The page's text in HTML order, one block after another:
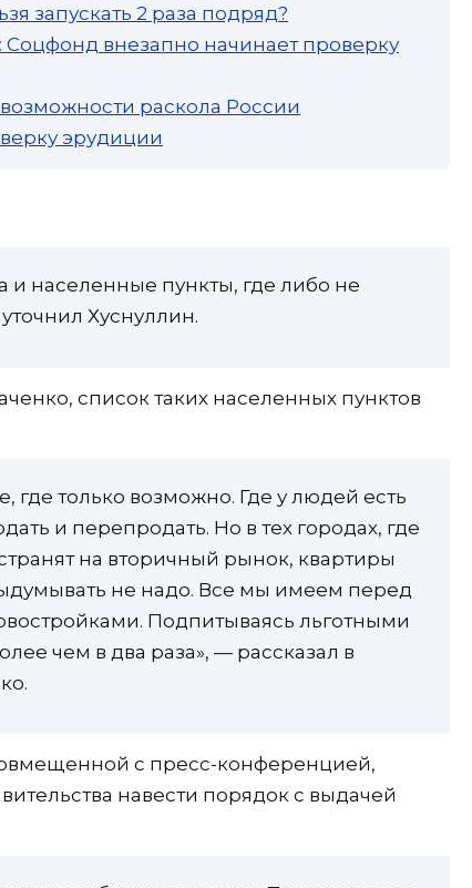
запускать 2 раза подряд?
Соцфонд внезапно начинает проверку
раскола России
эрудиции
и населенные пункты, где либо не
Хуснуллин.
список таких населенных пунктов
где только возможно. Где у людей есть
и перепродать. Но в тех городах, где
на вторичный рынок, квартиры
не надо. Все мы имеем перед
Подпитываясь льготными
чем в два раза», — рассказал в
с пресс-конференцией,
навести порядок с выдачей